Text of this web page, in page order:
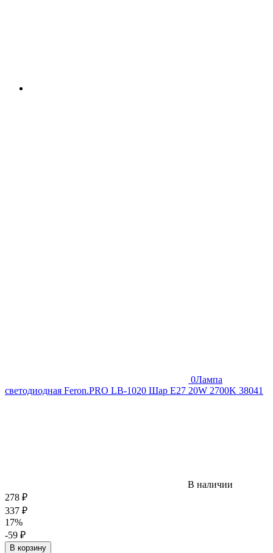
0Лампа
светодиодная Feron.PRO LB-1020 Шар E27 20W 2700K 38041
В наличии
278 ₽
337 ₽
17%
-59 ₽
В корзину